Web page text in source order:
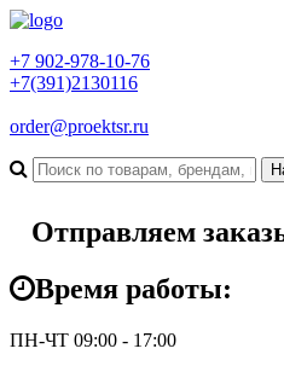
+7 902-978-10-76
+7(391)2130116
order@proektsr.ru
Отправляем
Время работы:
ПН-ЧТ 09:00 - 17:00